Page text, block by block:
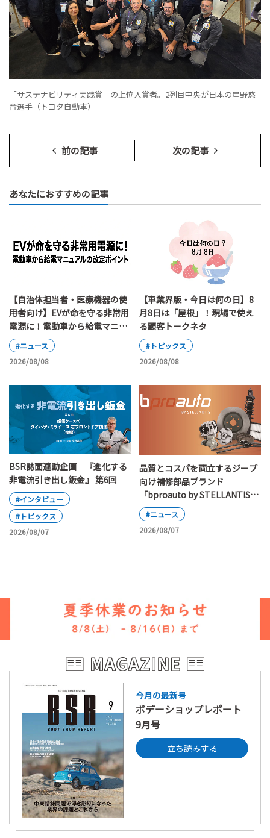
「サステナビリティ実践賞」の上位入賞者。2列目中央が日本の星野悠
音選手（トヨタ自動車）
前の記事 次の記事
あなたにおすすめの記事
【自治体担当者・医療機器の使
用者向け】EVが命を守る非常用
電源に！電動車から給電マニュ
アルの改定ポイント
#ニュース
2026/08/08
【車業界版・今日は何の日】8
月8日は「屋根」！現場で使え
る顧客トークネタ
#トピックス
2026/08/08
BSR誌面連動企画 『進化する
非電流引き出し鈑金』 第6回
#インタビュー
#トピックス
2026/08/07
品質とコスパを両立するジープ
向け補修部品ブランド
「bproauto by STELLANTIS」
が日本上陸
#ニュース
2026/08/07
今月の最新号
ボデーショップレポート
9月号
立ち読みする